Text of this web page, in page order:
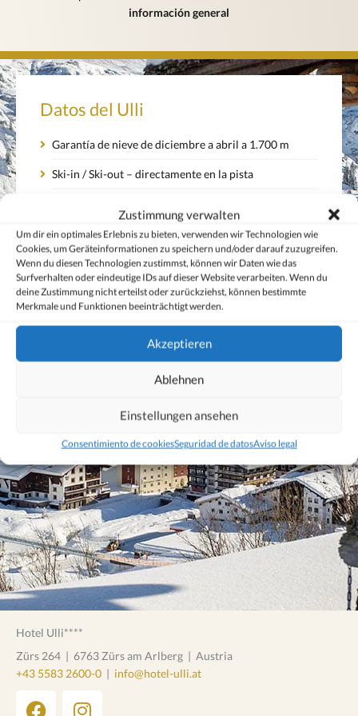
Zustimmung verwalten
Um dir ein optimales Erlebnis zu bieten, verwenden wir Technologien wie
Cookies, um Geräteinformationen zu speichern und/oder darauf zuzugreifen.
Wenn du diesen Technologien zustimmst, können wir Daten wie das
Surfverhalten oder eindeutige IDs auf dieser Website verarbeiten. Wenn du
deine Zustimmung nicht erteilst oder zurückziehst, können bestimmte
Merkmale und Funktionen beeinträchtigt werden.
Akzeptieren
Ablehnen
Einstellungen ansehen
Consentimiento de cookiesSeguridad de datosAviso legal
información general
Datos del Ulli
Garantía de nieve de diciembre a abril a 1.700 m
Ski-in / Ski-out – directamente en la pista
Servicio nocturno de esquí con nuestro socio
„Friendly Brändle“
Zona de bienestar con masajes
Media pensión gourmet con especialidades austríacas
Hotel Ulli****
Zürs 264 | 6763 Zürs am Arlberg | Austria
+43 5583 2600-0 | info@hotel-ulli.at
F
I